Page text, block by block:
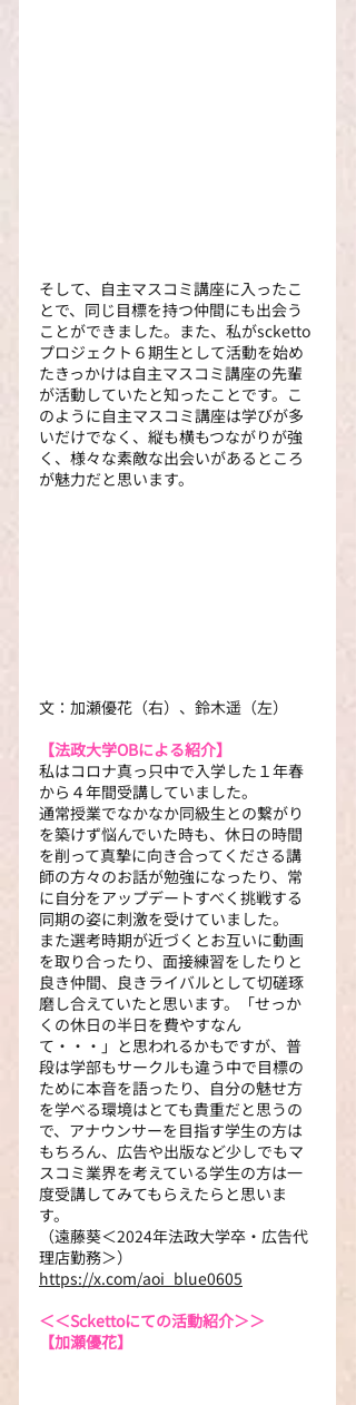
そして、自主マスコミ講座に入ったこ
とで、同じ目標を持つ仲間にも出会う
ことができました。また、私がscketto
プロジェクト６期生として活動を始め
たきっかけは自主マスコミ講座の先輩
が活動していたと知ったことです。こ
のように自主マスコミ講座は学びが多
いだけでなく、縦も横もつながりが強
く、様々な素敵な出会いがあるところ
が魅力だと思います。
文：加瀬優花（右）、鈴木遥（左）
【法政大学OBによる紹介】
私はコロナ真っ只中で入学した１年春
から４年間受講していました。
通常授業でなかなか同級生との繋がり
を築けず悩んでいた時も、休日の時間
を削って真摯に向き合ってくださる講
師の方々のお話が勉強になったり、常
に自分をアップデートすべく挑戦する
同期の姿に刺激を受けていました。
また選考時期が近づくとお互いに動画
を取り合ったり、面接練習をしたりと
良き仲間、良きライバルとして切磋琢
磨し合えていたと思います。「せっか
くの休日の半日を費やすなん
て・・・」と思われるかもですが、普
段は学部もサークルも違う中で目標の
ために本音を語ったり、自分の魅せ方
を学べる環境はとても貴重だと思うの
で、アナウンサーを目指す学生の方は
もちろん、広告や出版など少しでもマ
スコミ業界を考えている学生の方は一
度受講してみてもらえたらと思いま
す。
（遠藤葵＜2024年法政大学卒・広告代
理店勤務＞）
https://x.com/aoi_blue0605
＜＜Sckettoにての活動紹介＞＞
【加瀬優花】